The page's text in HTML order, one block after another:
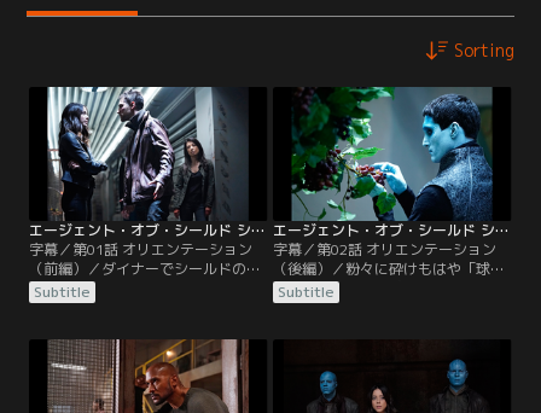
Sorting
エージェント・オブ・シールド シーズン5 第01話／字幕【MARVEL】
字幕／第01話 オリエンテーション
（前編）／ダイナーでシールドの
面々をさらった男は人間の皮を着た
異星人だった。「リストにない」と
ソンたちは拉致されてしまう。
Subtitle
エージェント・オブ・シールド シーズン5 第02話／字幕【MARVEL】
字幕／第02話 オリエンテーション
（後編）／粉々に砕けもはや「球」
ではなくなった地球を見て呆然とす
るメイとシモンズ。そしてコールソ
知らされる。一方、人間たちのフロ
Subtitle